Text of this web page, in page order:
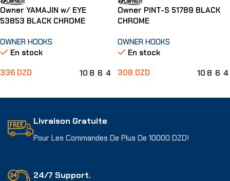
Owner YAMAJIN w/ EYE
53853 BLACK CHROME
OWNER HOOKS
En stock
336 DZD 10 8 6 4
Owner PINT-S 51789 BLACK
CHROME
OWNER HOOKS
En stock
308 DZD 10 8 6 4
Livraison Gratuite
Pour Les Commandes De Plus De 10000 DZD!
24/7 Support.